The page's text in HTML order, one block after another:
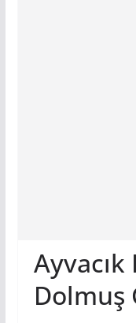
Dolmuş